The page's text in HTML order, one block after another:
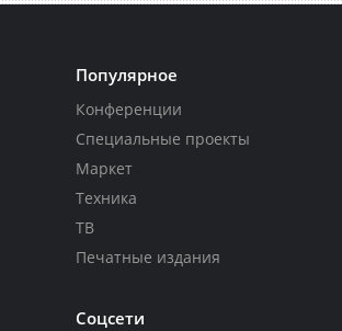
Популярное
Конференции
Специальные проекты
Маркет
Техника
ТВ
Печатные издания
Соцсети